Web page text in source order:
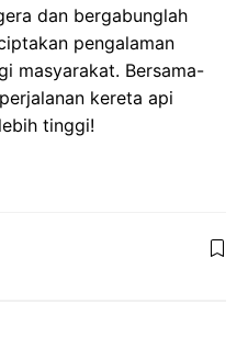
dan bergabunglah
pengalaman
masyarakat. Bersama-
kereta api
tinggi!